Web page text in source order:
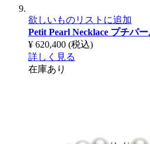
欲しいものリストに追加
Petit Pearl Necklace プチパ
¥ 620,400 (税込)
詳しく見る
在庫あり